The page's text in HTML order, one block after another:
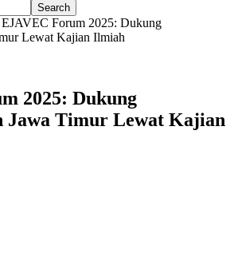
EJAVEC Forum 2025: Dukung
Lewat Kajian Ilmiah
2025: Dukung
Jawa Timur Lewat Kajian